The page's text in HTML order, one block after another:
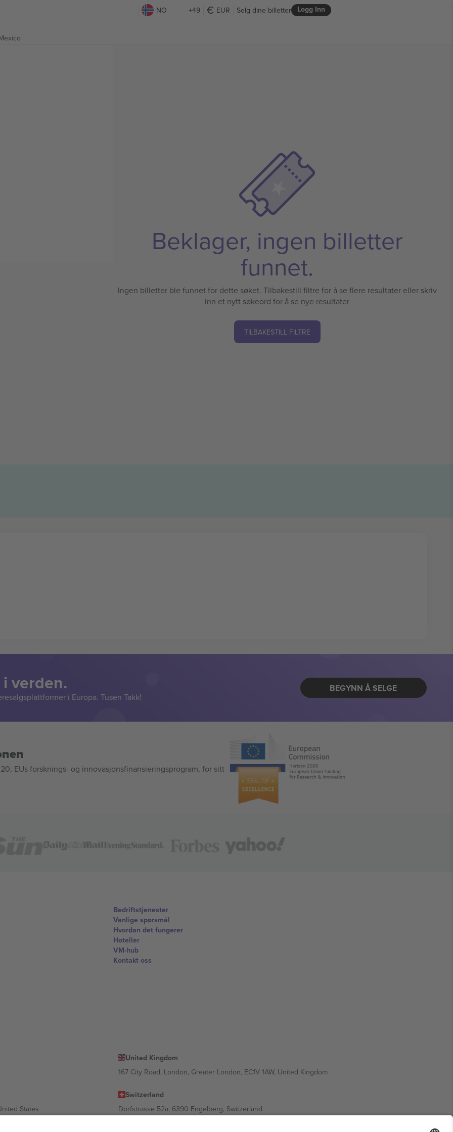
NO +49 EUR Logg Inn
Selg dine billetter
Beklager, ingen billetter
funnet.
Ingen billetter ble funnet for dette søket. Tilbakestill filtre for å se flere resultater eller skriv
inn et nytt søkeord for å se nye resultater
TILBAKESTILL FILTRE
verden.
i Europa. Tusen Takk!
BEGYNN Å SELGE
EUs forsknings- og innovasjonsfinansieringsprogram, for sitt
Bedriftstjenester
Vanlige spørsmål
Hvordan det fungerer
Hoteller
VM-hub
Kontakt oss
United Kingdom
167 City Road, London, Greater London, EC1V 1AW, United Kingdom
States
Switzerland
Dorfstrasse 52a, 6390 Engelberg, Switzerland